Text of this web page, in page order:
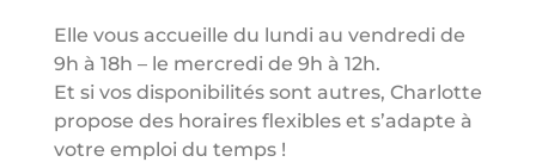
Elle vous accueille du lundi au vendredi de
9h à 18h – le mercredi de 9h à 12h.
Et si vos disponibilités sont autres, Charlotte
propose des horaires flexibles et s’adapte à
votre emploi du temps !